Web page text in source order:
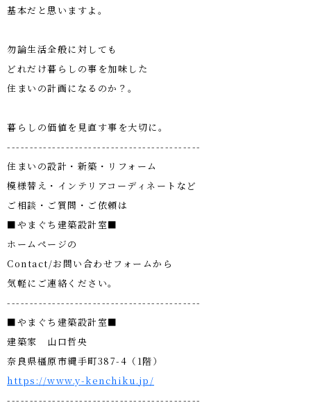
基本だと思いますよ。
勿論生活全般に対しても
どれだけ暮らしの事を加味した
住まいの計画になるのか？。
暮らしの価値を見直す事を大切に。
-------------------------------------------
住まいの設計・新築・リフォーム
模様替え・インテリアコーディネートなど
ご相談・ご質問・ご依頼は
■やまぐち建築設計室■
ホームページの
Contact/お問い合わせフォームから
気軽にご連絡ください。
-------------------------------------------
■やまぐち建築設計室■
建築家 山口哲央
奈良県橿原市縄手町387-4（1階）
https://www.y-kenchiku.jp/
-------------------------------------------